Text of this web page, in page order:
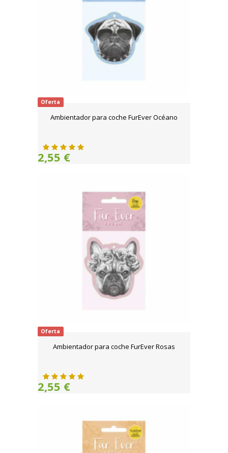
Oferta
Ambientador para coche FurEver Océano
2,55 €
Oferta
Ambientador para coche FurEver Rosas
2,55 €